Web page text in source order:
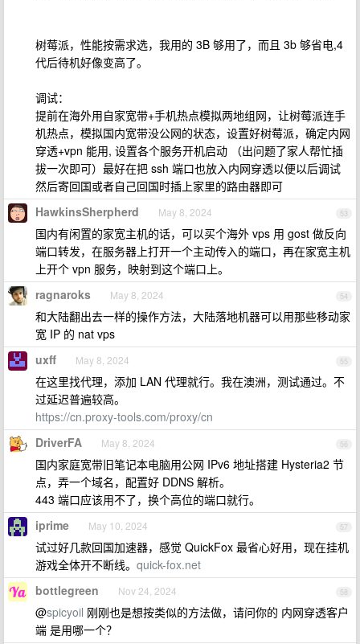
树莓派，性能按需求选，我用的 3B 够用了，而且 3b 够省电,4
代后待机好像变高了。
调试：
提前在海外用自家宽带+手机热点模拟两地组网，让树莓派连手
机热点，模拟国内宽带没公网的状态，设置好树莓派，确定内网
穿透+vpn 能用, 设置各个服务开机启动 （出问题了家人帮忙插
拔一次即可）最好在把 ssh 端口也放入内网穿透以便以后调试
然后寄回国或者自己回国时插上家里的路由器即可
53
HawkinsSherpherd May 8, 2024
国内有闲置的家宽主机的话，可以买个海外 vps 用 gost 做反向
端口转发，在服务器上打开一个主动传入的端口，再在家宽主机
上开个 vpn 服务，映射到这个端口上。
54
ragnaroks May 8, 2024
和大陆翻出去一样的操作方法，大陆落地机器可以用那些移动家
宽 IP 的 nat vps
55
uxff May 8, 2024
在这里找代理，添加 LAN 代理就行。我在澳洲，测试通过。不
过延迟普遍较高。
https://cn.proxy-tools.com/proxy/cn
56
DriverFA May 8, 2024
国内家庭宽带旧笔记本电脑用公网 IPv6 地址搭建 Hysteria2 节
点，弄一个域名，配置好 DDNS 解析。
443 端口应该用不了，换个高位的端口就行。
57
iprime May 10, 2024
试过好几款回国加速器，感觉 QuickFox 最省心好用，现在挂机
游戏全体开不断线。 quick-fox.net
58
bottlegreen Nov 24, 2024
@spicyoil 刚刚也是想按类似的方法做，请问你的 内网穿透客户
端 是用哪一个？